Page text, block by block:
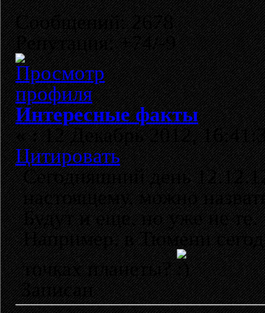
Сообщений: 2678
Репутация: +74/-9
Интересные факты
«:12 Декабрь 2012,
Цитировать
Сегодняшний день
настоящему, можно
Будут и еще, но уже не те.
Например, в Тюмени
точках планеты?
Записан